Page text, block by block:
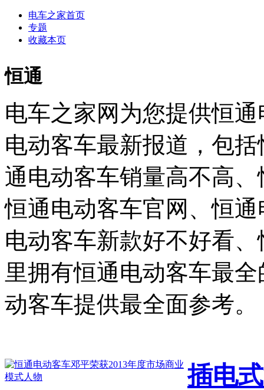
电车之家首页
专题
收藏本页
恒通
电车之家网为您提供恒
电动客车最新报道，包
通电动客车销量高不高
恒通电动客车官网、恒
电动客车新款好不好看
里拥有恒通电动客车最
动客车提供最全面参考。
插电